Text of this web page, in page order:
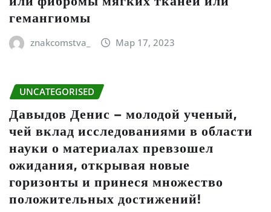
гемангиомы
znakcomstva_ Мар 17, 2023
UNCATEGORISED
Давыдов Денис – молодой ученый,
чей вклад исследованиями в области
науки о материалах превзошел
ожидания, открывая новые
горизонты и принеся множество
положительных достижений!